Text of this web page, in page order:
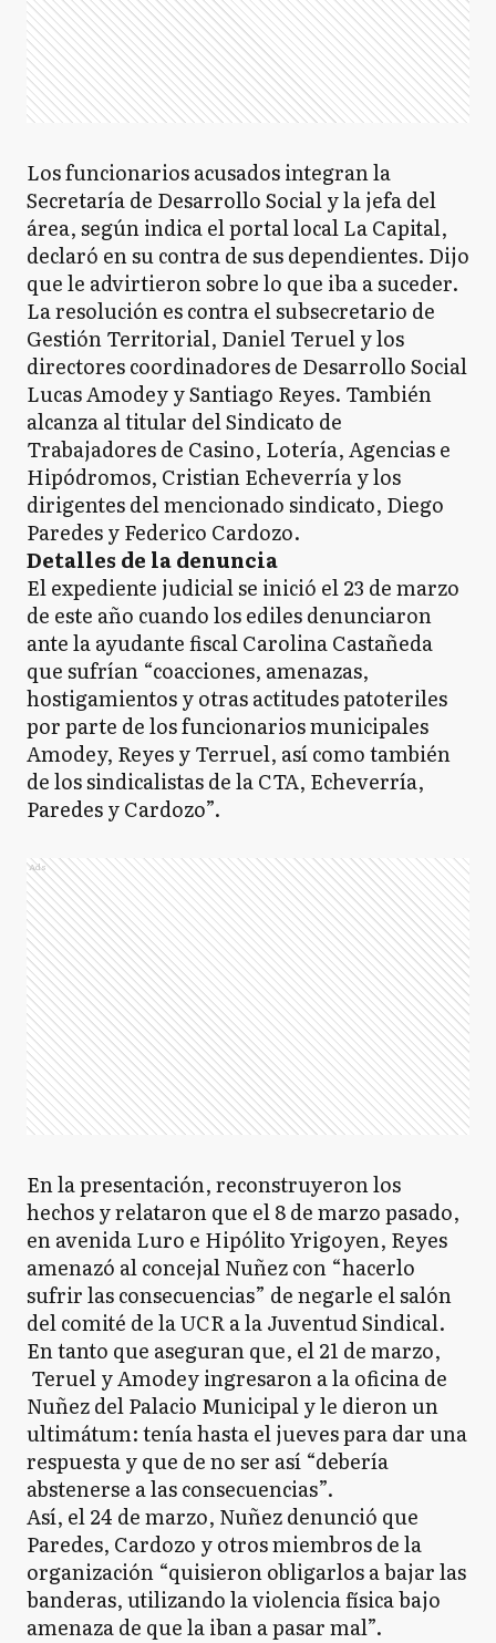
Los funcionarios acusados integran la
Secretaría de Desarrollo Social y la jefa del
área, según indica el portal local La Capital,
declaró en su contra de sus dependientes. Dijo
que le advirtieron sobre lo que iba a suceder.
La resolución es contra el subsecretario de
Gestión Territorial, Daniel Teruel y los
directores coordinadores de Desarrollo Social
Lucas Amodey y Santiago Reyes. También
alcanza al titular del Sindicato de
Trabajadores de Casino, Lotería, Agencias e
Hipódromos, Cristian Echeverría y los
dirigentes del mencionado sindicato, Diego
Paredes y Federico Cardozo.
Detalles de la denuncia
El expediente judicial se inició el 23 de marzo
de este año cuando los ediles denunciaron
ante la ayudante fiscal Carolina Castañeda
que sufrían “coacciones, amenazas,
hostigamientos y otras actitudes patoteriles
por parte de los funcionarios municipales
Amodey, Reyes y Terruel, así como también
de los sindicalistas de la CTA, Echeverría,
Paredes y Cardozo”.
Ads
En la presentación, reconstruyeron los
hechos y relataron que el 8 de marzo pasado,
en avenida Luro e Hipólito Yrigoyen, Reyes
amenazó al concejal Nuñez con “hacerlo
sufrir las consecuencias” de negarle el salón
del comité de la UCR a la Juventud Sindical.
En tanto que aseguran que, el 21 de marzo,
Teruel y Amodey ingresaron a la oficina de
Nuñez del Palacio Municipal y le dieron un
ultimátum: tenía hasta el jueves para dar una
respuesta y que de no ser así “debería
abstenerse a las consecuencias”.
Así, el 24 de marzo, Nuñez denunció que
Paredes, Cardozo y otros miembros de la
organización “quisieron obligarlos a bajar las
banderas, utilizando la violencia física bajo
amenaza de que la iban a pasar mal”.